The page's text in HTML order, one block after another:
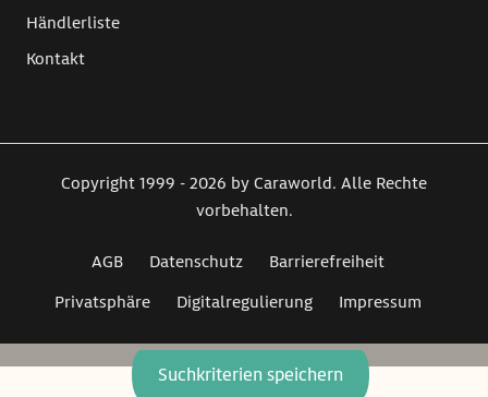
Suchkriterien speichern
Händlerliste
Kontakt
Copyright 1999 - 2026 by Caraworld. Alle Rechte
vorbehalten.
AGB Datenschutz
Barrierefreiheit
Privatsphäre
Digitalregulierung Impressum